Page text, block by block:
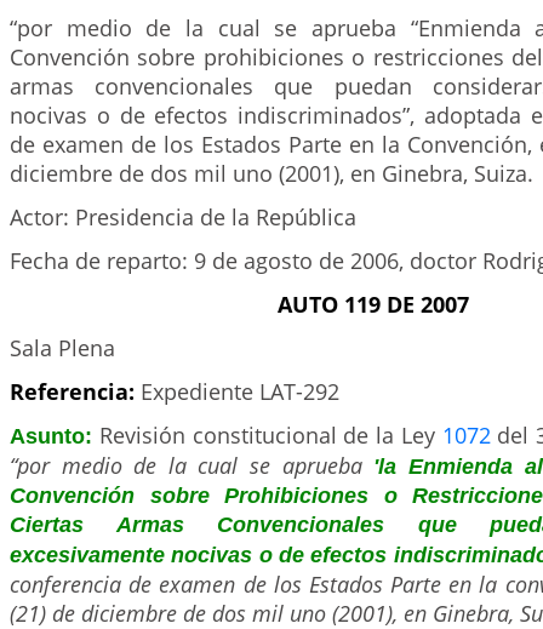
“por medio de la cual se aprueba
Convención sobre prohibiciones o restricciones
armas convencionales que puedan
nocivas o de efectos indiscriminados”, adoptada
de examen de los Estados Parte en la
diciembre de dos mil uno (2001), en Ginebra, Suiza.
Actor: Presidencia de la República
Fecha de reparto: 9 de agosto de 2006, doctor
AUTO 119 DE 2007
Sala Plena
Referencia: Expediente LAT-292
Asunto: Revisión constitucional de la Ley 1072del
“por medio de la cual se aprueba 'la Enmienda
Convención sobre Prohibiciones o
Ciertas Armas Convencionales que
excesivamente nocivas o de efectos
conferencia de examen de los Estados Parte en la
(21) de diciembre de dos mil uno (2001), en Ginebra,